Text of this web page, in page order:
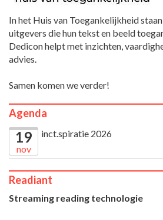
In het Huis van Toegankelijkheid
uitgevers die hun tekst en beeld
Dedicon helpt met inzichten,
advies.
Samen komen we verder!
Agenda
19
nov
inct.spiratie 2026
Readiant
Streaming reading technologie